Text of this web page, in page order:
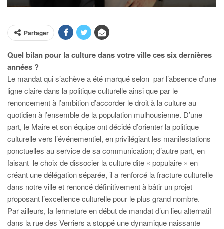
Partager
Quel bilan pour la culture dans votre ville ces six dernières
années ?
Le mandat qui s’achève a été marqué selon par l’absence d’une
ligne claire dans la politique culturelle ainsi que par le
renoncement à l’ambition d’accorder le droit à la culture au
quotidien à l’ensemble de la population mulhousienne. D’une
part, le Maire et son équipe ont décidé d’orienter la politique
culturelle vers l’événementiel, en privilégiant les manifestations
ponctuelles au service de sa communication; d’autre part, en
faisant le choix de dissocier la culture dite « populaire » en
créant une délégation séparée, il a renforcé la fracture culturelle
dans notre ville et renoncé définitivement à bâtir un projet
proposant l’excellence culturelle pour le plus grand nombre.
Par ailleurs, la fermeture en début de mandat d’un lieu alternatif
dans la rue des Verriers a stoppé une dynamique naissante